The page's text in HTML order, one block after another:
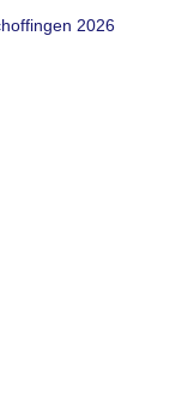
2026